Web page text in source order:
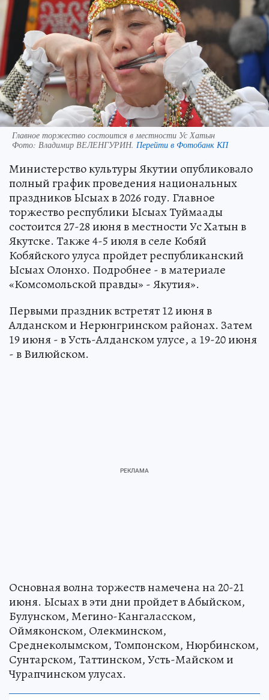
Главное торжество состоится в местности Ус Хатын
Фото: Владимир ВЕЛЕНГУРИН. Перейти в Фотобанк КП
Министерство культуры Якутии опубликовало
полный график проведения национальных
праздников Ысыах в 2026 году. Главное
торжество республики Ысыах Туймаады
состоится 27-28 июня в местности Ус Хатын в
Якутске. Также 4-5 июля в селе Кобяй
Кобяйского улуса пройдет республиканский
Ысыах Олонхо. Подробнее - в материале
«Комсомольской правды» - Якутия».
Первыми праздник встретят 12 июня в
Алданском и Нерюнгринском районах. Затем
19 июня - в Усть-Алданском улусе, а 19-20 июня
- в Вилюйском.
Основная волна торжеств намечена на 20-21
июня. Ысыах в эти дни пройдет в Абыйском,
Булунском, Мегино-Кангаласском,
Оймяконском, Олекминском,
Среднеколымском, Томпонском, Нюрбинском,
Сунтарском, Таттинском, Усть-Майском и
Чурапчинском улусах.